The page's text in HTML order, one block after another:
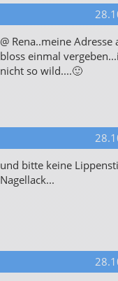
@ Rena..meine Adresse
bloss einmal
nicht so wild....🙂
und bitte keine
Nagellack...